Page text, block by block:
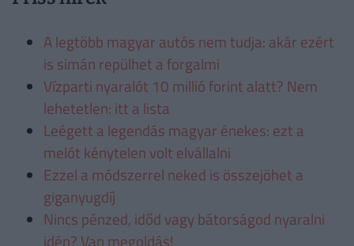
A legtöbb magyar autós nem tudja: akár ezért
is simán repülhet a forgalmi
Vízparti nyaralót 10 millió forint alatt? Nem
lehetetlen: itt a lista
Leégett a legendás magyar énekes: ezt a
melót kénytelen volt elvállalni
Ezzel a módszerrel neked is összejöhet a
giganyugdíj
Nincs pénzed, időd vagy bátorságod nyaralni
idén? Van megoldás!